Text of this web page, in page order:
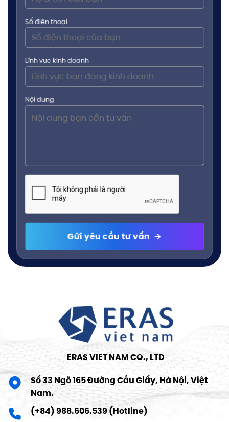
Số điện thoại
Lĩnh vực kinh doanh
Nội dung
ERAS VIET NAM CO., LTD
Số 33 Ngõ 165 Đường Cầu Giấy, Hà Nội, Việt
Nam.
(+84) 988.606.539 (Hotline)